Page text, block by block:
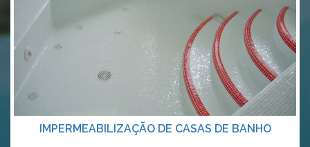
IMPERMEABILIZAÇÃO DE CASAS DE BANHO